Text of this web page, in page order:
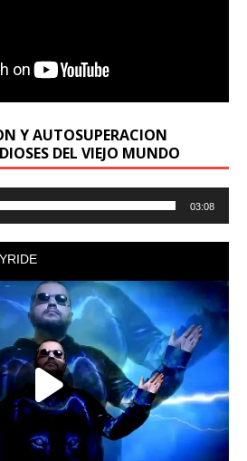
Y AUTOSUPERACION
DEL VIEJO MUNDO
03:08